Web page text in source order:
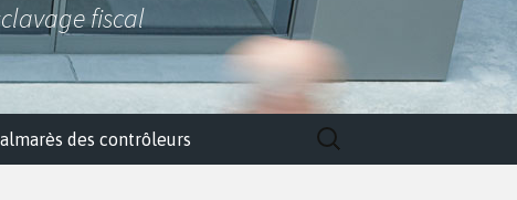
fiscal
des contrôleurs
Rechercher :